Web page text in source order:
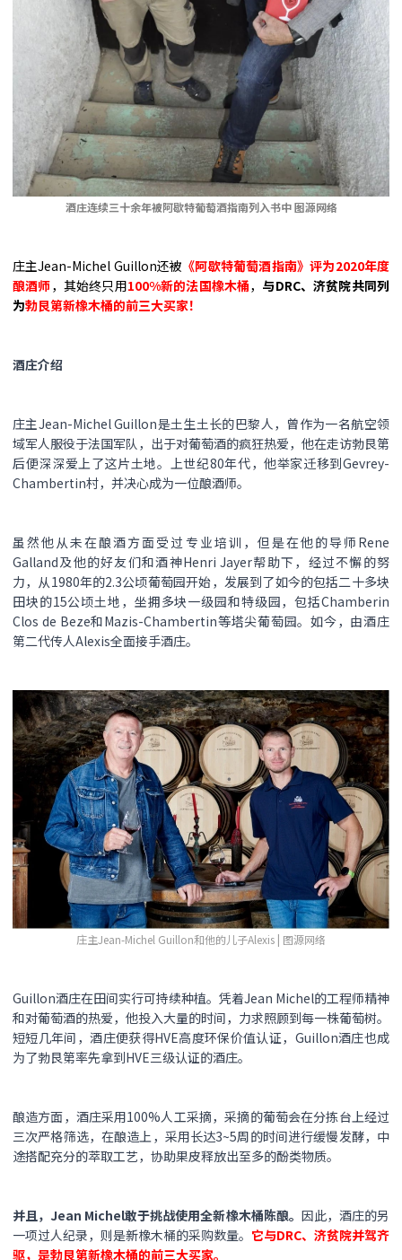
酒庄连续三十余年被阿歇特葡萄酒指南列入书中 图源网络
庄主Jean-Michel Guillon还被 《阿歇特葡萄酒指南》评为2020年度
酿酒师，其始终只用100%新的法国橡木桶， 与DRC、济贫院共同列
为勃艮第新橡木桶的前三大买家！
酒庄介绍
庄主Jean-Michel Guillon是土生土长的巴黎人，曾作为一名航空领
域军人服役于法国军队，出于对葡萄酒的疯狂热爱，他在走访勃艮第
后便深深爱上了这片土地。上世纪80年代，他举家迁移到Gevrey-
Chambertin村，并决心成为一位酿酒师。
虽然他从未在酿酒方面受过专业培训，但是在他的导师Rene
Galland及他的好友们和酒神Henri Jayer帮助下，经过不懈的努
力，从1980年的2.3公顷葡萄园开始，发展到了如今的包括二十多块
田块的15公顷土地，坐拥多块一级园和特级园，包括Chamberin
Clos de Beze和Mazis-Chambertin等塔尖葡萄园。如今，由酒庄
第二代传人Alexis全面接手酒庄。
庄主Jean-Michel Guillon和他的儿子Alexis | 图源网络
Guillon酒庄在田间实行可持续种植。凭着Jean Michel的工程师精神
和对葡萄酒的热爱，他投入大量的时间，力求照顾到每一株葡萄树。
短短几年间，酒庄便获得HVE高度环保价值认证，Guillon酒庄也成
为了勃艮第率先拿到HVE三级认证的酒庄。
酿造方面，酒庄采用100%人工采摘，采摘的葡萄会在分拣台上经过
三次严格筛选，在酿造上，采用长达3~5周的时间进行缓慢发酵，中
途搭配充分的萃取工艺，协助果皮释放出至多的酚类物质。
并且，Jean Michel敢于挑战使用全新橡木桶陈酿。 因此，酒庄的另
一项过人纪录，则是新橡木桶的采购数量。 它与DRC、济贫院并驾齐
驱，是勃艮第新橡木桶的前三大买家。